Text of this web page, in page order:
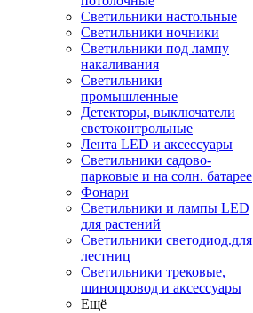
Светильники настольные
Светильники ночники
Светильники под лампу
накаливания
Светильники
промышленные
Детекторы, выключатели
светоконтрольные
Лента LED и аксессуары
Светильники садово-
парковые и на солн. батарее
Фонари
Светильники и лампы LED
для растений
Светильники светодиод.для
лестниц
Светильники трековые,
шинопровод и аксессуары
Ещё